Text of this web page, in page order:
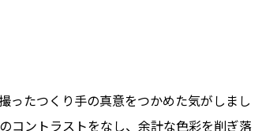
ったつくり手の真意をつかめた気がしまし
コントラストをなし、余計な色彩を削ぎ落